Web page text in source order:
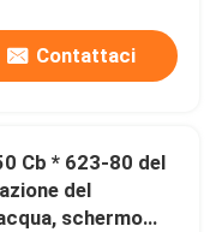
Contattaci
Cb * 623-80 del
del
schermo